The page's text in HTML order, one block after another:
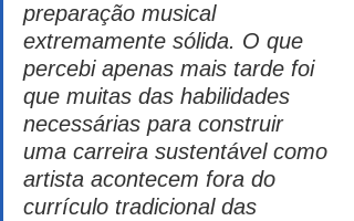
preparação musical
extremamente sólida. O que
percebi apenas mais tarde foi
que muitas das habilidades
necessárias para construir
uma carreira sustentável como
artista acontecem fora do
currículo tradicional das